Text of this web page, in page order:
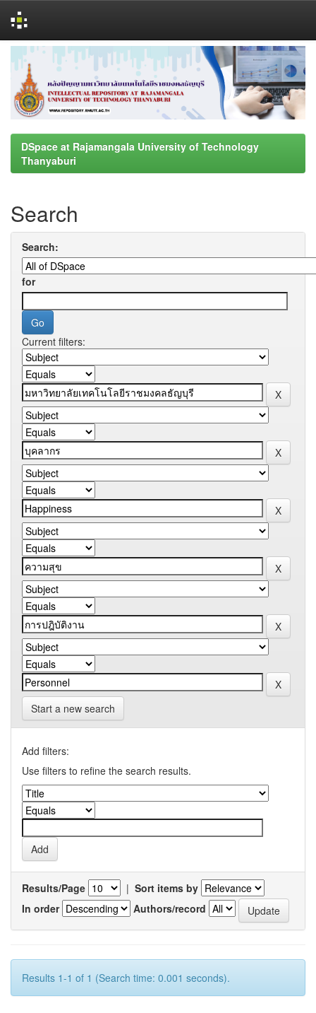
navigation
DSpace at Rajamangala University of Technology
Thanyaburi
Search
Search:
for
Current filters:
Start a new search
Add filters:
Use filters to refine the search results.
Results/Page | Sort items by
In order
Authors/record
Results 1-1 of 1 (Search time: 0.001 seconds).